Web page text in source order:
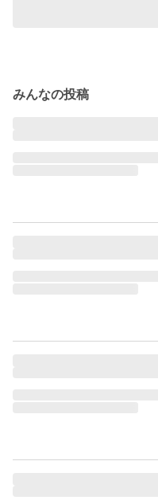
みんなの投稿